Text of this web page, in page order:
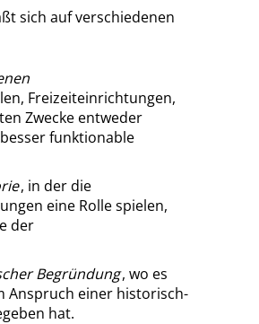
sich auf verschiedenen
Freizeiteinrichtungen,
Zwecke entweder
funktionable
, in der die
eine Rolle spielen,
der
Begründung, wo es
Anspruch einer historisch-
hat.